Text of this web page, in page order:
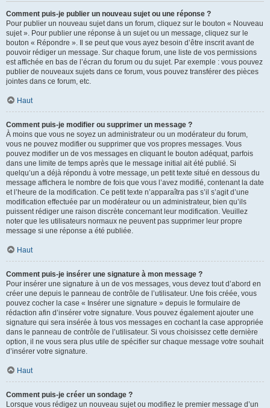
Comment puis-je publier un nouveau sujet ou une réponse ?
Pour publier un nouveau sujet dans un forum, cliquez sur le bouton « Nouveau
sujet ». Pour publier une réponse à un sujet ou un message, cliquez sur le
bouton « Répondre ». Il se peut que vous ayez besoin d’être inscrit avant de
pouvoir rédiger un message. Sur chaque forum, une liste de vos permissions
est affichée en bas de l’écran du forum ou du sujet. Par exemple : vous pouvez
publier de nouveaux sujets dans ce forum, vous pouvez transférer des pièces
jointes dans ce forum, etc.
Haut
Comment puis-je modifier ou supprimer un message ?
À moins que vous ne soyez un administrateur ou un modérateur du forum,
vous ne pouvez modifier ou supprimer que vos propres messages. Vous
pouvez modifier un de vos messages en cliquant le bouton adéquat, parfois
dans une limite de temps après que le message initial ait été publié. Si
quelqu’un a déjà répondu à votre message, un petit texte situé en dessous du
message affichera le nombre de fois que vous l’avez modifié, contenant la date
et l’heure de la modification. Ce petit texte n’apparaîtra pas s’il s’agit d’une
modification effectuée par un modérateur ou un administrateur, bien qu’ils
puissent rédiger une raison discrète concernant leur modification. Veuillez
noter que les utilisateurs normaux ne peuvent pas supprimer leur propre
message si une réponse a été publiée.
Haut
Comment puis-je insérer une signature à mon message ?
Pour insérer une signature à un de vos messages, vous devez tout d’abord en
créer une depuis le panneau de contrôle de l’utilisateur. Une fois créée, vous
pouvez cocher la case « Insérer une signature » depuis le formulaire de
rédaction afin d’insérer votre signature. Vous pouvez également ajouter une
signature qui sera insérée à tous vos messages en cochant la case appropriée
dans le panneau de contrôle de l’utilisateur. Si vous choisissez cette dernière
option, il ne vous sera plus utile de spécifier sur chaque message votre souhait
d’insérer votre signature.
Haut
Comment puis-je créer un sondage ?
Lorsque vous rédigez un nouveau sujet ou modifiez le premier message d’un